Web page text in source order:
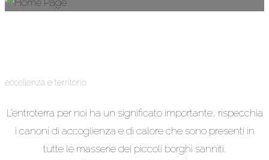
eccellenza e territorio
L’entroterra per noi ha un significato importante, rispecchia
i canoni di accoglienza e di calore che sono presenti in
tutte le masserie dei piccoli borghi sanniti.